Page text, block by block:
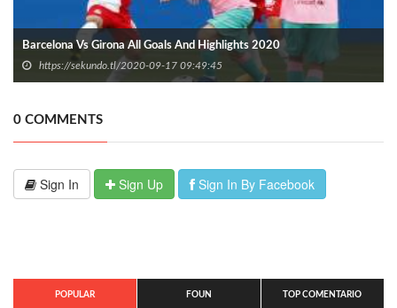
Barcelona Vs Girona All Goals And Highlights 2020
https://sekundo.tl/2020-09-17 09:49:45
0 COMMENTS
Sign In Sign Up Sign In By Facebook
POPULAR FOUN TOP COMENTARIO